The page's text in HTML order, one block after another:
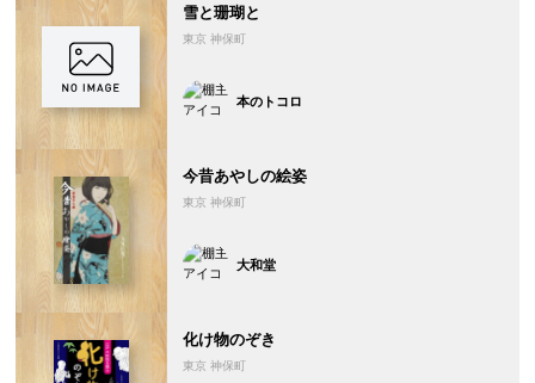
雪と珊瑚と
東京 神保町
本のトコロ
今昔あやしの絵姿
東京 神保町
大和堂
化け物のぞき
東京 神保町